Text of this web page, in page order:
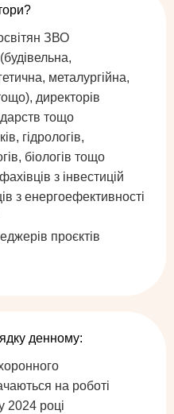
ЗВО
металургійна,
директорів
тощо
гідрологів,
біологів тощо
з інвестицій
з енергоефективності
проєктів
денному:
на роботі
2024 році